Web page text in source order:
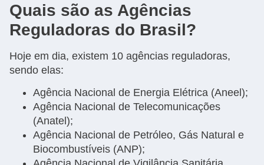
Quais são as Agências
Reguladoras do Brasil?
Hoje em dia, existem 10 agências reguladoras,
sendo elas:
Agência Nacional de Energia Elétrica (Aneel);
Agência Nacional de Telecomunicações
(Anatel);
Agência Nacional de Petróleo, Gás Natural e
Biocombustíveis (ANP);